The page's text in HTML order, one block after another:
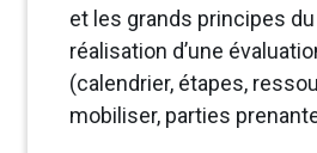
et les grands principes
réalisation d’une
(calendrier, étapes,
mobiliser, parties